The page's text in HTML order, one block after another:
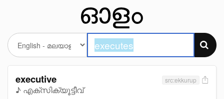
executive
♪ എക്സിക്യൂട്ടീവ്
src:ekkurup